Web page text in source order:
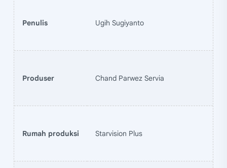
Penulis Ugih Sugiyanto
Produser Chand Parwez Servia
Rumah produksi Starvision Plus